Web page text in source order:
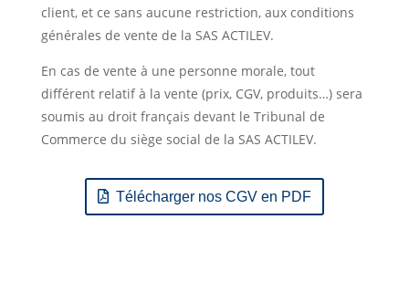
client, et ce sans aucune restriction, aux conditions
générales de vente de la SAS ACTILEV.
En cas de vente à une personne morale, tout
différent relatif à la vente (prix, CGV, produits…) sera
soumis au droit français devant le Tribunal de
Commerce du siège social de la SAS ACTILEV.
Télécharger nos CGV en PDF